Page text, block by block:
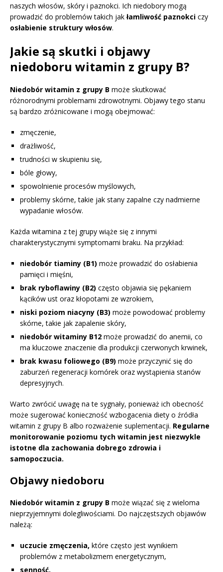
naszych włosów, skóry i paznokci. Ich niedobory mogą
prowadzić do problemów takich jak łamliwość paznokci czy
osłabienie struktury włosów.
Jakie są skutki i objawy
niedoboru witamin z grupy B?
Niedobór witamin z grupy B może skutkować
różnorodnymi problemami zdrowotnymi. Objawy tego stanu
są bardzo zróżnicowane i mogą obejmować:
zmęczenie,
drażliwość,
trudności w skupieniu się,
bóle głowy,
spowolnienie procesów myślowych,
problemy skórne, takie jak stany zapalne czy nadmierne
wypadanie włosów.
Każda witamina z tej grupy wiąże się z innymi
charakterystycznymi symptomami braku. Na przykład:
niedobór tiaminy (B1) może prowadzić do osłabienia
pamięci i mięśni,
brak ryboflawiny (B2) często objawia się pękaniem
kącików ust oraz kłopotami ze wzrokiem,
niski poziom niacyny (B3) może powodować problemy
skórne, takie jak zapalenie skóry,
niedobór witaminy B12 może prowadzić do anemii, co
ma kluczowe znaczenie dla produkcji czerwonych krwinek,
brak kwasu foliowego (B9) może przyczynić się do
zaburzeń regeneracji komórek oraz wystąpienia stanów
depresyjnych.
Warto zwrócić uwagę na te sygnały, ponieważ ich obecność
może sugerować konieczność wzbogacenia diety o źródła
witamin z grupy B albo rozważenie suplementacji. Regularne
monitorowanie poziomu tych witamin jest niezwykle
istotne dla zachowania dobrego zdrowia i
samopoczucia.
Objawy niedoboru
Niedobór witamin z grupy B może wiązać się z wieloma
nieprzyjemnymi dolegliwościami. Do najczęstszych objawów
należą:
uczucie zmęczenia, które często jest wynikiem
problemów z metabolizmem energetycznym,
senność,